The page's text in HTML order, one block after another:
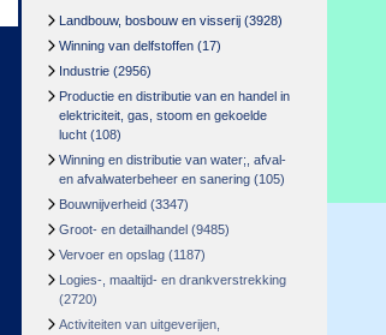
Landbouw, bosbouw en visserij (3928)
Winning van delfstoffen (17)
Industrie (2956)
Productie en distributie van en handel in
elektriciteit, gas, stoom en gekoelde
lucht (108)
Winning en distributie van water;, afval-
en afvalwaterbeheer en sanering (105)
Bouwnijverheid (3347)
Groot- en detailhandel (9485)
Vervoer en opslag (1187)
Logies-, maaltijd- en drankverstrekking
(2720)
Activiteiten van uitgeverijen,